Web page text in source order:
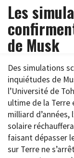
Les
de Musk
Des simulations
inquiétudes de
l’Université de
ultime de la Terre
milliard
solaire
faisant dépasser
sur Terre ne